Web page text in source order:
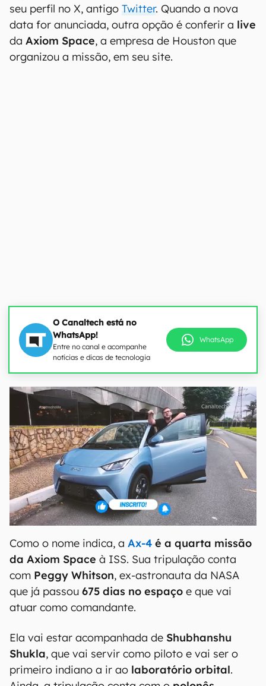
seu perfil no X, antigo Twitter. Quando a nova
data for anunciada, outra opção é conferir a live
da Axiom Space, a empresa de Houston que
organizou a missão, em seu site.
O Canaltech está no
WhatsApp!
Entre no canal e acompanhe
notícias e dicas de tecnologia
WhatsApp
Como o nome indica, a Ax-4 é a quarta missão
da Axiom Space à ISS. Sua tripulação conta
com Peggy Whitson, ex-astronauta da NASA
que já passou 675 dias no espaço e que vai
atuar como comandante.
Ela vai estar acompanhada de Shubhanshu
Shukla, que vai servir como piloto e vai ser o
primeiro indiano a ir ao laboratório orbital.